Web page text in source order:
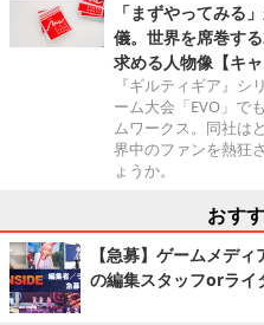
「まずやってみる
儀。世界を席巻す
求める人物像【キャ
『ギルティギア』
ーム大会「EVO」で
ムワークス。同社は
界中のファンを熱狂
ょうか。
おす
【急募】ゲームメデ
の編集スタッフorライ